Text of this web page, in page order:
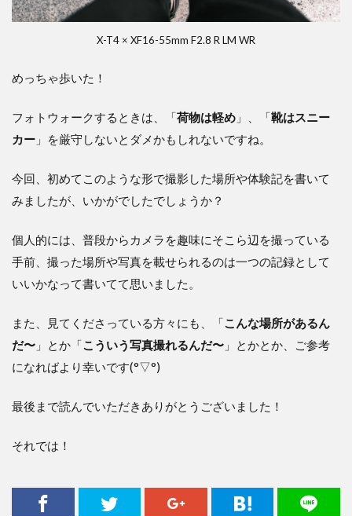
X-T4 × XF16-55mm F2.8 R LM WR
めっちゃ歩いた！
フォトウォークするときは、「荷物は軽め 」、「靴はスニー
カー 」を厳守しないとダメかもしれないですね。
今回、初めてこのような形で撮影した場所や体験記を書いて
みましたが、いかがでしたでしょうか？
個人的には、普段からカメラを趣味にそこら辺を撮っている
手前、撮った場所や写真を載せられるのは一つの記録として
いいかなって書いてて思いました。
また、見てくださっている方々にも、「こんな場所があるん
だ〜 」とか「こういう写真撮れるんだ〜 」とかとか、ご参考
になればより幸いです(°▽°)
最後まで読んでいただきありがとうございました！
それでは！